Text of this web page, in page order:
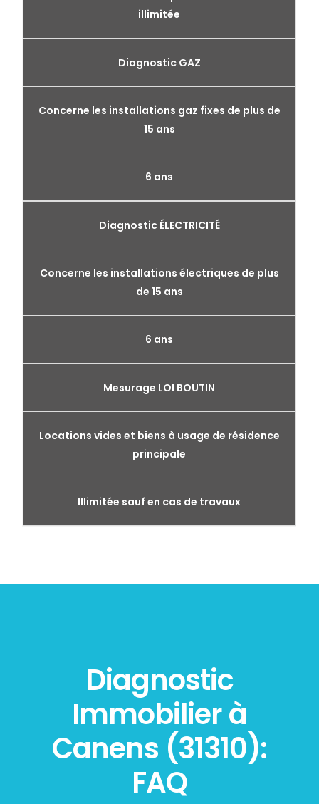
illimitée
Diagnostic GAZ
Concerne les installations gaz fixes de plus de
15 ans
6 ans
Diagnostic ÉLECTRICITÉ
Concerne les installations électriques de plus
de 15 ans
6 ans
Mesurage LOI BOUTIN
Locations vides et biens à usage de résidence
principale
Illimitée sauf en cas de travaux
Diagnostic
Immobilier à
Canens (31310):
FAQ